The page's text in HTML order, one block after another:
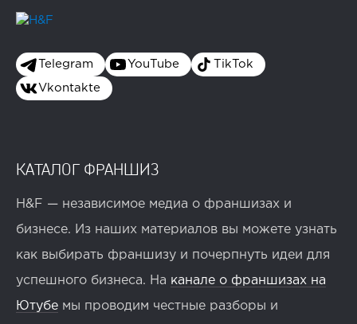
Telegram YouTube TikTok
Vkontakte
КАТАЛОГ ФРАНШИЗ
H&F — независимое медиа о франшизах и
бизнесе. Из наших материалов вы можете узнать
как выбирать франшизу и почерпнуть идеи для
успешного бизнеса. На канале о франшизах на
Ютубе мы проводим честные разборы и